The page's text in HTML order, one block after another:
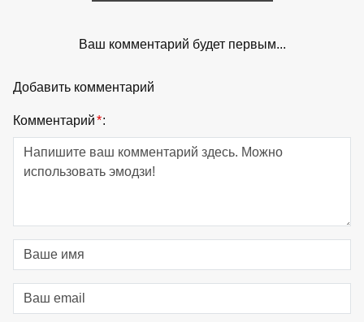
Ваш комментарий будет первым...
Добавить комментарий
Комментарий*: